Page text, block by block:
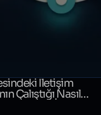
İletişim
Çalıştığı Nasıl